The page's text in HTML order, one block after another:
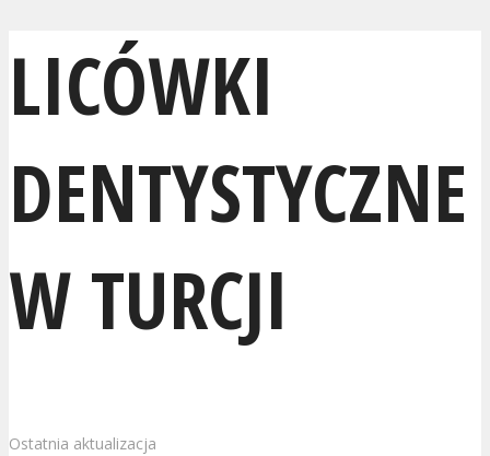
LICÓWKI
DENTYSTYCZNE
W TURCJI
Ostatnia aktualizacja